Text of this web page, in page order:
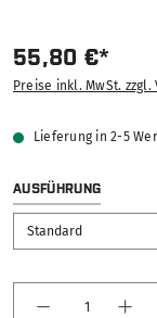
55,80 €*
Preise inkl. MwSt.
Lieferung in 2-5
AUSFÜHRUNG
Produkt